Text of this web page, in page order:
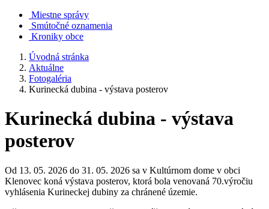
Miestne správy
Smútočné oznamenia
Kroniky obce
Úvodná stránka
Aktuálne
Fotogaléria
Kurinecká dubina - výstava posterov
Kurinecká dubina - výstava
posterov
Od 13. 05. 2026 do 31. 05. 2026 sa v Kultúrnom dome v obci
Klenovec koná výstava posterov, ktorá bola venovaná 70.výročiu
vyhlásenia Kurineckej dubiny za chránené územie.